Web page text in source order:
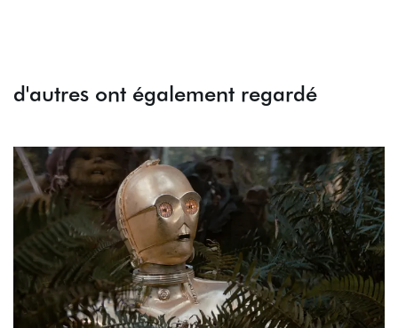
d'autres ont également regardé